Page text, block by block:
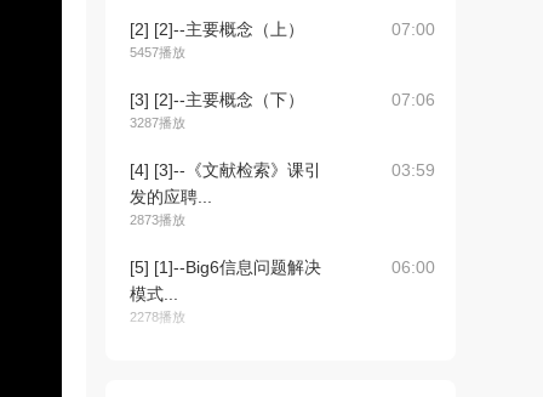
[2] [2]--主要概念（上）
5457播放
07:00
[3] [2]--主要概念（下）
3287播放
07:06
[4] [3]--《文献检索》课引
发的应聘...
2873播放
03:59
[5] [1]--Big6信息问题解决
模式...
2278播放
06:00